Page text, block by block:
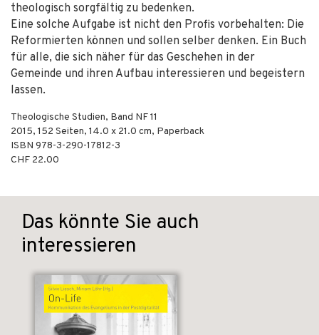
theologisch sorgfältig zu bedenken.
Eine solche Aufgabe ist nicht den Profis vorbehalten: Die
Reformierten können und sollen selber denken. Ein Buch
für alle, die sich näher für das Geschehen in der
Gemeinde und ihren Aufbau interessieren und begeistern
lassen.
Theologische Studien, Band NF 11
2015, 152 Seiten, 14.0 x 21.0 cm, Paperback
ISBN 978-3-290-17812-3
CHF 22.00
Das könnte Sie auch
interessieren